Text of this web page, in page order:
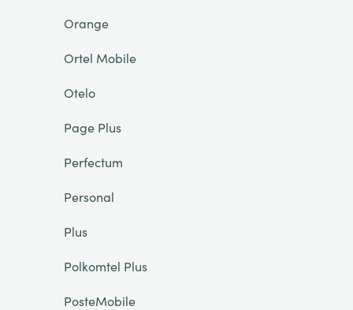
Orange
Ortel Mobile
Otelo
Page Plus
Perfectum
Personal
Plus
Polkomtel Plus
PosteMobile